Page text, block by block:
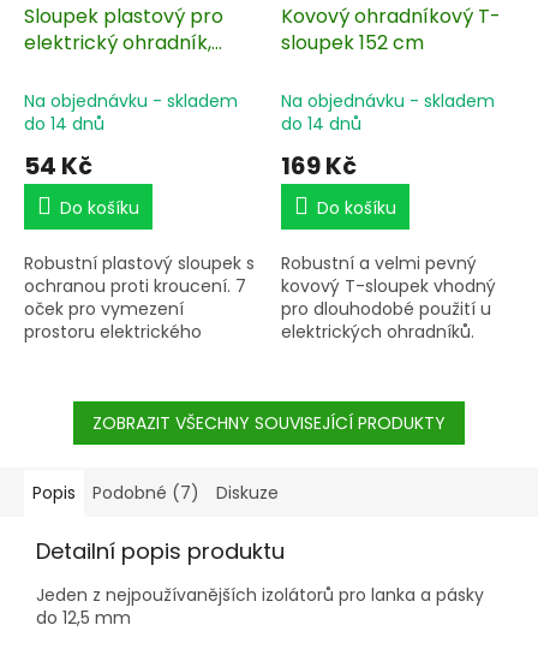
Sloupek plastový pro
elektrický ohradník,
zelený
Na objednávku - skladem
do 14 dnů
54 Kč
Do košíku
Robustní plastový sloupek s
ochranou proti kroucení. 7
oček pro vymezení
prostoru elektrického
ochrana. Přírodní zelená
barva. Obsahuje skleněná
vlákna (odolnost proti
Kovový ohradníkový T-
sloupek 152 cm
Na objednávku - skladem
do 14 dnů
169 Kč
Do košíku
Robustní a velmi pevný
kovový T-sloupek vhodný
pro dlouhodobé použití u
elektrických ohradníků.
kotvícím hrotem každých
55 mm. Povrchové ošetření
pro dlouhodobou ochranu
koně.
ZOBRAZIT VŠECHNY SOUVISEJÍCÍ PRODUKTY
Popis Podobné (7) Diskuze
Detailní popis produktu
Jeden z nejpoužívanějších izolátorů pro lanka a pásky
do 12,5 mm